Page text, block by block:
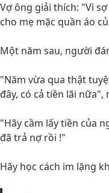
Vợ ông giải thích: "Vì
cho mẹ mặc quần áo
Một năm sau, người
"Năm vừa qua thật
đây, có cả tiền lãi
"Hãy cầm lấy tiền của
đã trả nợ rồi !"
Hãy học cách im lặng